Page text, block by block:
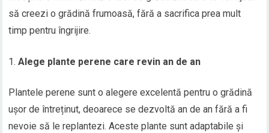
să creezi o grădină frumoasă, fără a sacrifica prea mult
timp pentru îngrijire.
Alege plante perene care revin an de an
Plantele perene sunt o alegere excelentă pentru o grădină
ușor de întreținut, deoarece se dezvoltă an de an fără a fi
nevoie să le replantezi. Aceste plante sunt adaptabile și